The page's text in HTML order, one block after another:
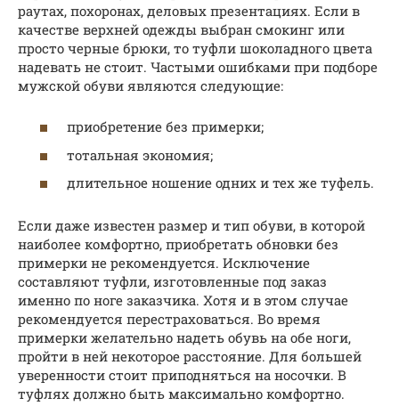
раутах, похоронах, деловых презентациях. Если в
качестве верхней одежды выбран смокинг или
просто черные брюки, то туфли шоколадного цвета
надевать не стоит. Частыми ошибками при подборе
мужской обуви являются следующие:
приобретение без примерки;
тотальная экономия;
длительное ношение одних и тех же туфель.
Если даже известен размер и тип обуви, в которой
наиболее комфортно, приобретать обновки без
примерки не рекомендуется. Исключение
составляют туфли, изготовленные под заказ
именно по ноге заказчика. Хотя и в этом случае
рекомендуется перестраховаться. Во время
примерки желательно надеть обувь на обе ноги,
пройти в ней некоторое расстояние. Для большей
уверенности стоит приподняться на носочки. В
туфлях должно быть максимально комфортно.